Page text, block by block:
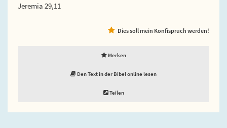
Jeremia 29,11
Dies soll mein Konfispruch werden!
Merken
Den Text in der Bibel online lesen
Teilen